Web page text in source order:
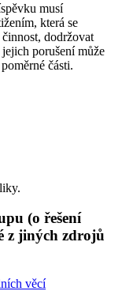
musí
která se
dodržovat
porušení může
části.
(o řešení
z jiných zdrojů
věcí